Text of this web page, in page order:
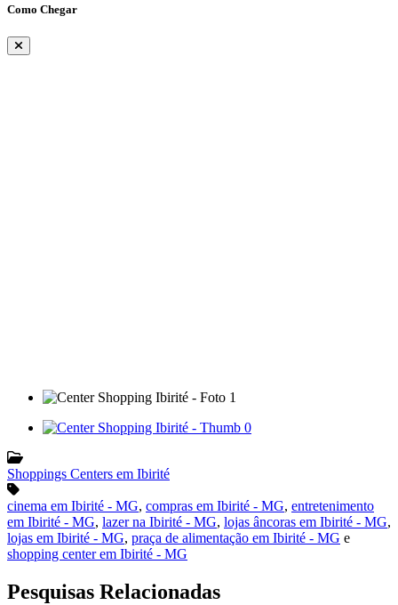
Como Chegar
Shoppings Centers em Ibirité
cinema em Ibirité - MG, compras em Ibirité - MG, entretenimento
em Ibirité - MG, lazer na Ibirité - MG, lojas âncoras em Ibirité - MG,
lojas em Ibirité - MG, praça de alimentação em Ibirité - MG e
shopping center em Ibirité - MG
Pesquisas Relacionadas